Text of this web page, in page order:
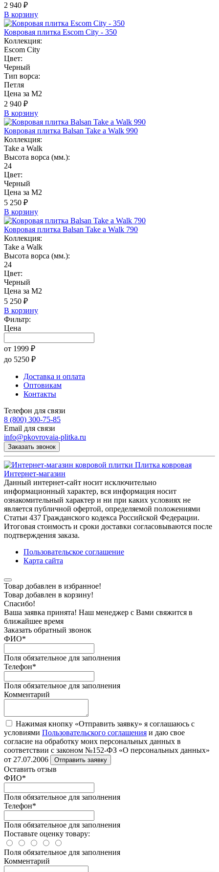
2 940 ₽
В корзину
Ковровая плитка Escom City - 350
Коллекция:
Escom City
Цвет:
Черный
Тип ворса:
Петля
Цена за М2
2 940 ₽
В корзину
Ковровая плитка Balsan Take a Walk 990
Коллекция:
Take a Walk
Высота ворса (мм.):
24
Цвет:
Черный
Цена за М2
5 250 ₽
В корзину
Ковровая плитка Balsan Take a Walk 790
Коллекция:
Take a Walk
Высота ворса (мм.):
24
Цвет:
Черный
Цена за М2
5 250 ₽
В корзину
Фильтр:
Цена
от 1999 ₽
до 5250 ₽
Доставка и оплата
Оптовикам
Контакты
Телефон для связи
8 (800) 300-75-85
Email для связи
info@pkovrovaia-plitka.ru
Заказать звонок
Плитка ковровая
Интернет-магазин
Данный интернет-сайт носит исключительно
информационный характер, вся информация носит
ознакомительный характер и ни при каких условиях не
является публичной офертой, определяемой положениями
Статьи 437 Гражданского кодекса Российской Федерации.
Итоговая стоимость и сроки доставки согласовываются после
подтверждения заказа.
Пользовательское соглашение
Карта сайта
Товар добавлен в избранное!
Товар добавлен в корзину!
Спасибо!
Ваша заявка принята! Наш менеджер с Вами свяжится в
ближайшее время
Заказать обратный звонок
ФИО*
Поля обязательное для заполнения
Телефон*
Поля обязательное для заполнения
Комментарий
Нажимая кнопку «Отправить заявку» я соглашаюсь с
условиями Пользовательского соглашения и даю свое
согласие на обработку моих персональных данных в
соответствии с законом №152-ФЗ «О персональных данных»
от 27.07.2006
Отправить заявку
Оставить отзыв
ФИО*
Поля обязательное для заполнения
Телефон*
Поля обязательное для заполнения
Поставьте оценку товару:
Поля обязательное для заполнения
Комментарий